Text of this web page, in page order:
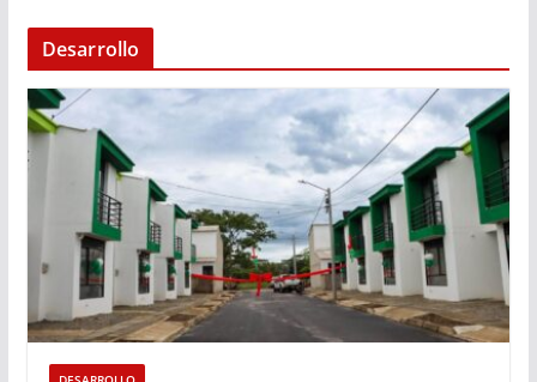
Desarrollo